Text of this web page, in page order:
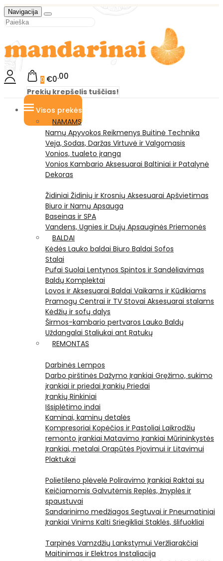
Navigacija
0 €0 00
Prekių krepšelis tuščias!
Visos prekės
NAMAMS
Namų Apyvokos Reikmenys Buitinė Technika
Veja, Sodas, Daržas Virtuvė ir Valgomasis
Vonios, tualeto įranga
Vonios Kambario Aksesuarai Baltiniai ir Patalynė
Dekoras
Židiniai Židinių ir Krosnių Aksesuarai Apšvietimas
Biuro ir Namų Apsauga
Baseinas ir SPA
Vandens, Ugnies ir Dujų Apsauginės Priemonės
BALDAI
Kėdės Lauko baldai Biuro Baldai Sofos
Stalai
Pufai Suolai Lentynos Spintos ir Sandėliavimas
Baldų Komplektai
Lovos ir Aksesuarai Baldai Vaikams ir Kūdikiams
Pramogų Centrai ir TV Stovai Aksesuarai stalams
Kėdžių ir sofų dalys
Širmos-kambario pertvaros Lauko Baldų
Uždangalai Staliukai ant Ratukų
REMONTAS
Darbinės Lempos
Darbo pirštinės Dažymo Įrankiai Gręžimo, sukimo
įrankiai ir priedai Įrankių Priedai
Įrankių Rinkiniai
Išsiplėtimo indai
Kaminai, kaminų detalės
Kompresoriai Kopėčios ir Pastoliai Laikrodžių
remonto įrankiai Matavimo Įrankiai Mūrininkystės
Įrankiai, metalai Orapūtės Pjovimui ir Litavimui
Plaktukai
Polietileno plėvelė Poliravimo Įrankiai Raktai su
Keičiamomis Galvutėmis Replės, žnyplės ir
spaustuvai
Sandarinimo medžiagos Segtuvai ir Pneumatiniai
Įrankiai Vinims Kalti Sriegikliai Staklės, šlifuokliai
Tarpinės Vamzdžių Lankstymui Veržliarakčiai
Maitinimas ir Elektros Instaliacija